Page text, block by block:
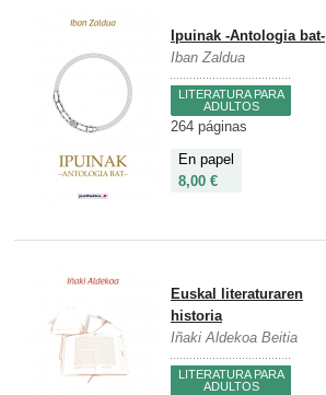
Ipuinak -Antologia bat-
Iban Zaldua
LITERATURA PARA
ADULTOS
264 páginas
En papel
8,00 €
Euskal literaturaren
historia
Iñaki Aldekoa Beitia
LITERATURA PARA
ADULTOS